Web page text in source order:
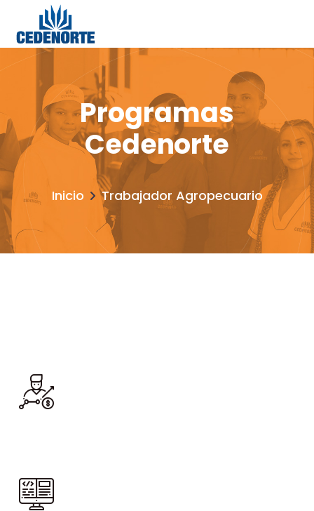
Programas
Cedenorte
Inicio Trabajador Agropecuario